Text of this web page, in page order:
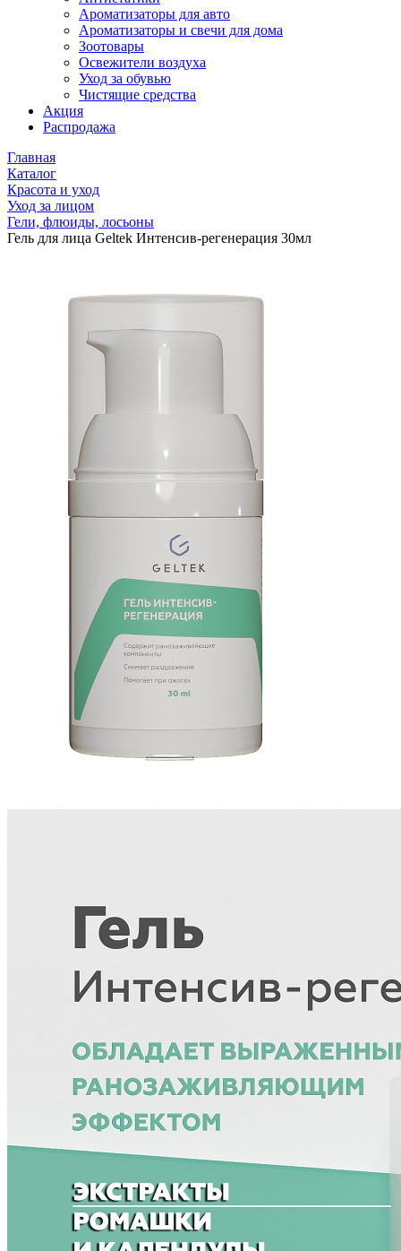
Ароматизаторы для авто
Ароматизаторы и свечи для дома
Зоотовары
Освежители воздуха
Уход за обувью
Чистящие средства
Акция
Распродажа
Главная
Каталог
Красота и уход
Уход за лицом
Гели, флюиды, лосьоны
Гель для лица Geltek Интенсив-регенерация 30мл